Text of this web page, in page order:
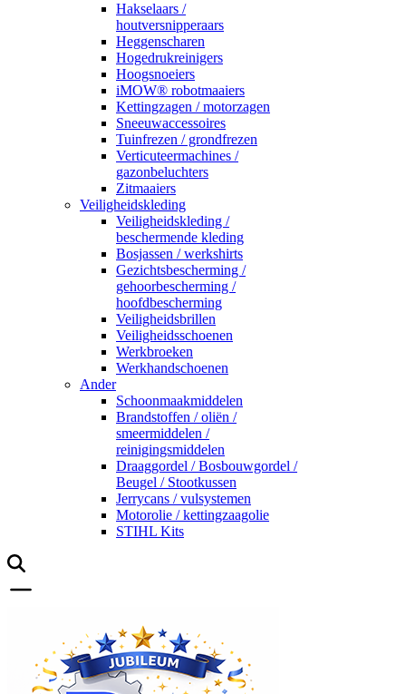
Hakselaars /
houtversnipperaars
Heggenscharen
Hogedrukreinigers
Hoogsnoeiers
iMOW® robotmaaiers
Kettingzagen / motorzagen
Sneeuwaccessoires
Tuinfrezen / grondfrezen
Verticuteermachines /
gazonbeluchters
Zitmaaiers
Veiligheidskleding
Veiligheidskleding /
beschermende kleding
Bosjassen / werkshirts
Gezichtsbescherming /
gehoorbescherming /
hoofdbescherming
Veiligheidsbrillen
Veiligheidsschoenen
Werkbroeken
Werkhandschoenen
Ander
Schoonmaakmiddelen
Brandstoffen / oliën /
smeermiddelen /
reinigingsmiddelen
Draaggordel / Bosbouwgordel /
Beugel / Stootkussen
Jerrycans / vulsystemen
Motorolie / kettingzaagolie
STIHL Kits